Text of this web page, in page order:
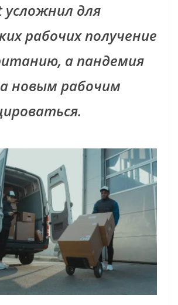
усложнил для
рабочих получение
а пандемия
новым рабочим